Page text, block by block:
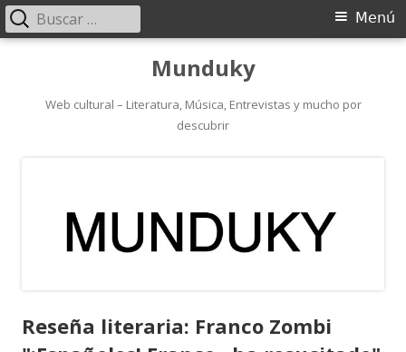
contenido
Munduky
Web cultural – Literatura, Música, Entrevistas y mucho por
descubrir
Menú
Menú
Buscar:
Reseña literaria: Franco Zombi